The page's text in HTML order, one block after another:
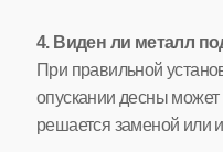
4. Виден ли металл
При правильной
опускании десны
решается заменой или